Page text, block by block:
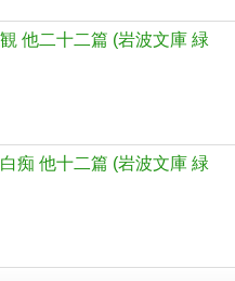
他二十二篇 (岩波文庫 緑
痴 他十二篇 (岩波文庫 緑